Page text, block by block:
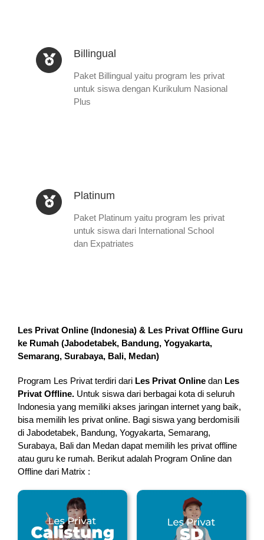
Billingual
Paket Billingual yaitu program les privat
untuk siswa dengan Kurikulum Nasional
Plus
Platinum
Paket Platinum yaitu program les privat
untuk siswa dari International School
dan Expatriates
Les Privat Online (Indonesia) & Les Privat Offline Guru
ke Rumah (Jabodetabek, Bandung, Yogyakarta,
Semarang, Surabaya, Bali, Medan)
Program Les Privat terdiri dari Les Privat Online dan Les
Privat Offline. Untuk siswa dari berbagai kota di seluruh
Indonesia yang memiliki akses jaringan internet yang baik,
bisa memilih les privat online. Bagi siswa yang berdomisili
di Jabodetabek, Bandung, Yogyakarta, Semarang,
Surabaya, Bali dan Medan dapat memilih les privat offline
atau guru ke rumah. Berikut adalah Program Online dan
Offline dari Matrix :